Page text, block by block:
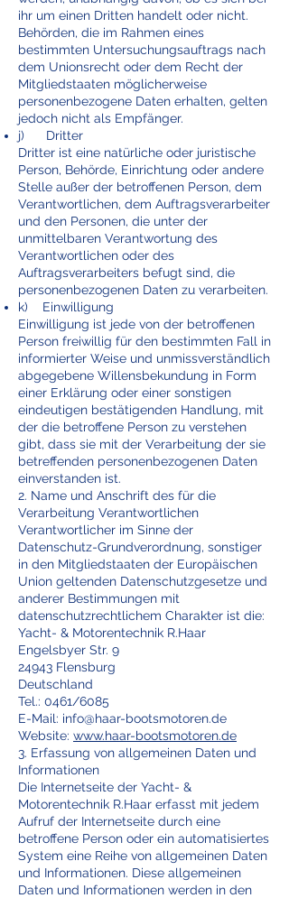
ihr um einen Dritten handelt oder nicht.
Behörden, die im Rahmen eines
bestimmten Untersuchungsauftrags nach
dem Unionsrecht oder dem Recht der
Mitgliedstaaten möglicherweise
personenbezogene Daten erhalten, gelten
jedoch nicht als Empfänger.
j) Dritter
Dritter ist eine natürliche oder juristische
Person, Behörde, Einrichtung oder andere
Stelle außer der betroffenen Person, dem
Verantwortlichen, dem Auftragsverarbeiter
und den Personen, die unter der
unmittelbaren Verantwortung des
Verantwortlichen oder des
Auftragsverarbeiters befugt sind, die
personenbezogenen Daten zu verarbeiten.
k) Einwilligung
Einwilligung ist jede von der betroffenen
Person freiwillig für den bestimmten Fall in
informierter Weise und unmissverständlich
abgegebene Willensbekundung in Form
einer Erklärung oder einer sonstigen
eindeutigen bestätigenden Handlung, mit
der die betroffene Person zu verstehen
gibt, dass sie mit der Verarbeitung der sie
betreffenden personenbezogenen Daten
einverstanden ist.
2. Name und Anschrift des für die
Verarbeitung Verantwortlichen
Verantwortlicher im Sinne der
Datenschutz-Grundverordnung, sonstiger
in den Mitgliedstaaten der Europäischen
Union geltenden Datenschutzgesetze und
anderer Bestimmungen mit
datenschutzrechtlichem Charakter ist die:
Yacht- & Motorentechnik R.Haar
Engelsbyer Str. 9
24943 Flensburg
Deutschland
Tel.: 0461/6085
E-Mail: info@haar-bootsmotoren.de
Website: www.haar-bootsmotoren.de
3. Erfassung von allgemeinen Daten und
Informationen
Die Internetseite der Yacht- &
Motorentechnik R.Haar erfasst mit jedem
Aufruf der Internetseite durch eine
betroffene Person oder ein automatisiertes
System eine Reihe von allgemeinen Daten
und Informationen. Diese allgemeinen
Daten und Informationen werden in den